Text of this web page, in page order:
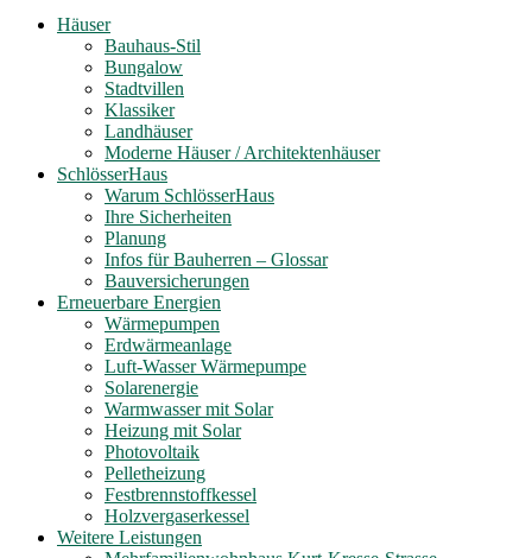
Häuser
Bauhaus-Stil
Bungalow
Stadtvillen
Klassiker
Landhäuser
Moderne Häuser / Architektenhäuser
SchlösserHaus
Warum SchlösserHaus
Ihre Sicherheiten
Planung
Infos für Bauherren – Glossar
Bauversicherungen
Erneuerbare Energien
Wärmepumpen
Erdwärmeanlage
Luft-Wasser Wärmepumpe
Solarenergie
Warmwasser mit Solar
Heizung mit Solar
Photovoltaik
Pelletheizung
Festbrennstoffkessel
Holzvergaserkessel
Weitere Leistungen